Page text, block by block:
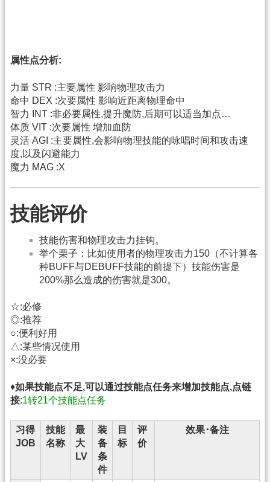
属性点分析:
力量 STR :主要属性 影响物理攻击力
命中 DEX :次要属性 影响近距离物理命中
智力 INT :非必要属性,提升魔防,后期可以适当加点…
体质 VIT :次要属性 增加血防
灵活 AGI :主要属性,会影响物理技能的咏唱时间和攻击速
度,以及闪避能力
魔力 MAG :X
技能评价
技能伤害和物理攻击力挂钩。
举个栗子：比如使用者的物理攻击力150（不计算各
种BUFF与DEBUFF技能的前提下）技能伤害是
200%那么造成的伤害就是300。
☆:必修
◎:推荐
○:便利好用
△:某些情况使用
×:没必要
♦如果技能点不足,可以通过技能点任务来增加技能点,点链
接:1转21个技能点任务
习得
JOB
技能
名称
最
大
LV
装
备
条
件
目
标
评
价
效果･备注